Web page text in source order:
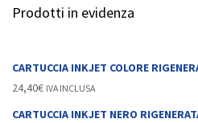
Prodotti in evidenza
CARTUCCIA INKJET COLORE
24,40€ IVA INCLUSA
CARTUCCIA INKJET NERO